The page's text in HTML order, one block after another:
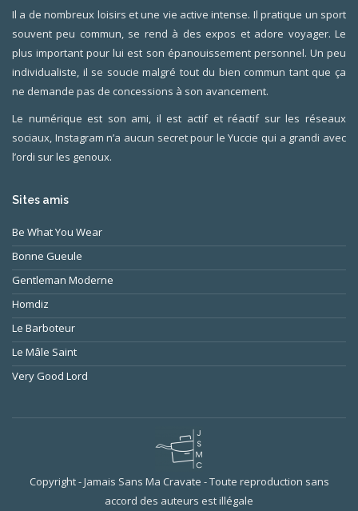
Il a de nombreux loisirs et une vie active intense. Il pratique un sport
souvent peu commun, se rend à des expos et adore voyager. Le
plus important pour lui est son épanouissement personnel. Un peu
individualiste, il se soucie malgré tout du bien commun tant que ça
ne demande pas de concessions à son avancement.
Le numérique est son ami, il est actif et réactif sur les réseaux
sociaux, Instagram n’a aucun secret pour le Yuccie qui a grandi avec
l’ordi sur les genoux.
Sites amis
Be What You Wear
Bonne Gueule
Gentleman Moderne
Homdiz
Le Barboteur
Le Mâle Saint
Very Good Lord
Copyright - Jamais Sans Ma Cravate - Toute reproduction sans
accord des auteurs est illégale